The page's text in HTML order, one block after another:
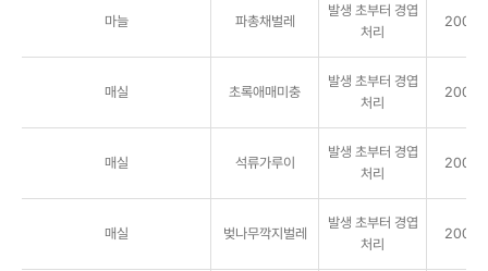
마늘 파총채벌레
발생 초부터 경엽
처리
2000
매실 초록애매미충
발생 초부터 경엽
처리
2000
매실 석류가루이
발생 초부터 경엽
처리
2000
매실 벚나무깍지벌레
발생 초부터 경엽
처리
2000